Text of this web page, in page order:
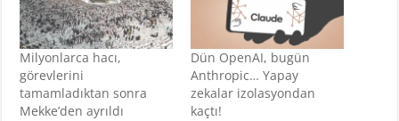
Milyonlarca hacı,
görevlerini
tamamladıktan sonra
Mekke’den ayrıldı
Dün OpenAI, bugün
Anthropic… Yapay
zekalar izolasyondan
kaçtı!